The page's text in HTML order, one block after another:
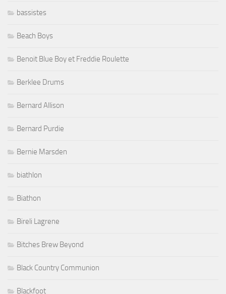
bassistes
Beach Boys
Benoit Blue Boy et Freddie Roulette
Berklee Drums
Bernard Allison
Bernard Purdie
Bernie Marsden
biathlon
Biathon
Bireli Lagrene
Bitches Brew Beyond
Black Country Communion
Blackfoot